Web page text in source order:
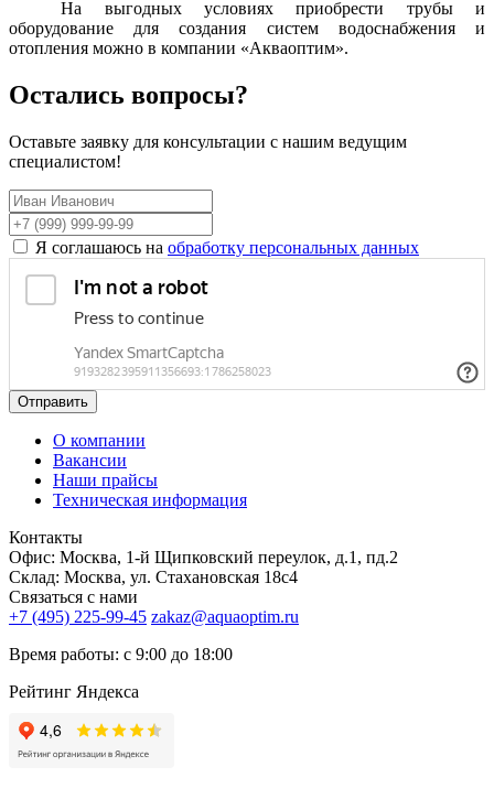
На выгодных условиях приобрести трубы и
оборудование для создания систем водоснабжения и
отопления можно в компании «Акваоптим».
Остались вопросы?
Оставьте заявку для консультации с нашим ведущим
специалистом!
Я соглашаюсь на обработку персональных данных
Отправить
О компании
Вакансии
Наши прайсы
Техническая информация
Контакты
Офис: Москва, 1-й Щипковский переулок, д.1, пд.2
Склад: Москва, ул. Стахановская 18с4
Связаться с нами
+7 (495) 225-99-45 zakaz@aquaoptim.ru
Время работы: с 9:00 до 18:00
Рейтинг Яндекса